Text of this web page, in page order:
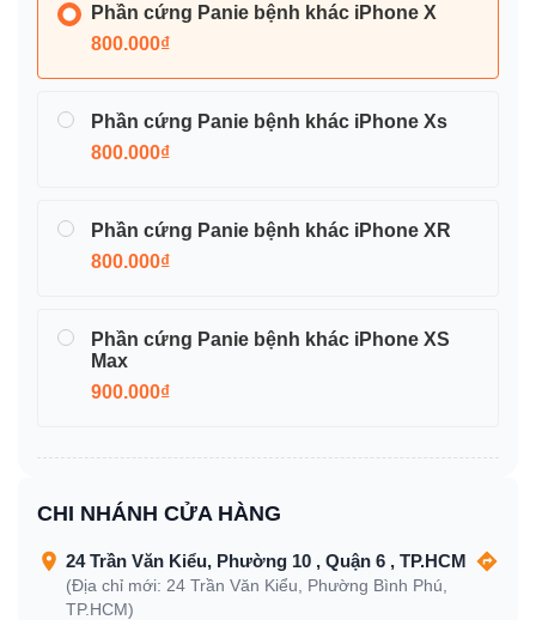
Phần cứng Panie bệnh khác iPhone X
800.000₫
Phần cứng Panie bệnh khác iPhone Xs
800.000₫
Phần cứng Panie bệnh khác iPhone XR
800.000₫
Phần cứng Panie bệnh khác iPhone XS
Max
900.000₫
CHI NHÁNH CỬA HÀNG
24 Trần Văn Kiểu, Phường 10 , Quận 6 , TP.HCM
(Địa chỉ mới: 24 Trần Văn Kiểu, Phường Bình Phú,
TP.HCM)